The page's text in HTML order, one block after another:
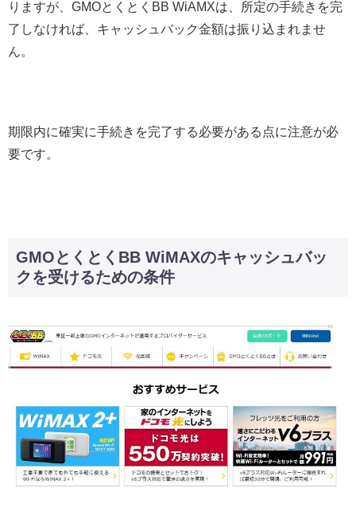
りますが、GMOとくとくBB WiAMXは、所定の手続きを完
了しなければ、キャッシュバック金額は振り込まれませ
ん。
期限内に確実に手続きを完了する必要がある点に注意が必
要です。
GMOとくとくBB WiMAXのキャッシュバッ
クを受けるための条件